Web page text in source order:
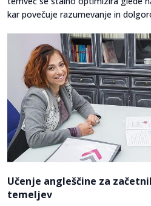
kar povečuje razumevanje in
Učenje angleščine za
temeljev